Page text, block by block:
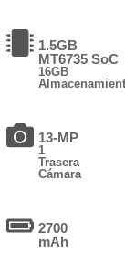
1.5GB
MT6735 SoC
16GB
13-MP
1
Trasera
Cámara
2700
mAh